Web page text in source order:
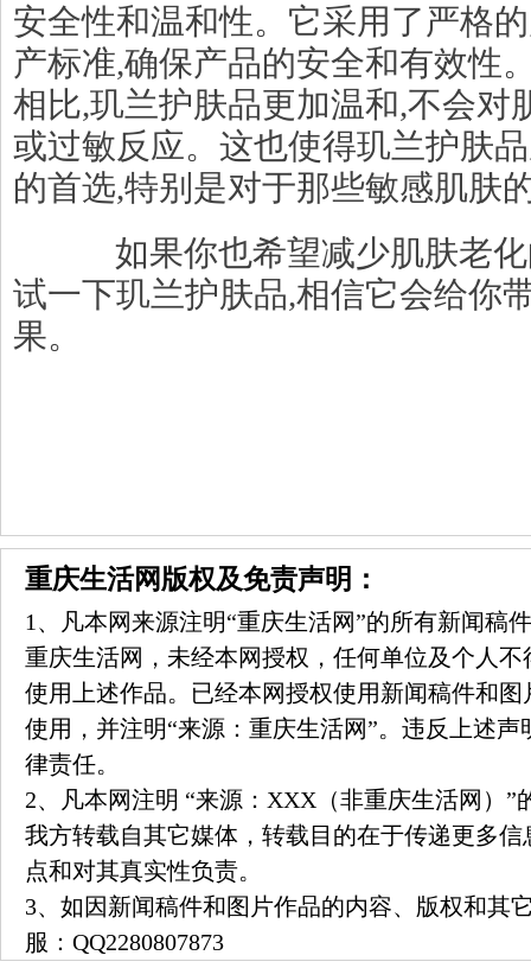
安全性和温和性。它采用了严格
产标准,确保产品的安全和有效性
相比,玑兰护肤品更加温和,不会对
或过敏反应。这也使得玑兰护肤
的首选,特别是对于那些敏感肌肤
如果你也希望减少肌肤老化
试一下玑兰护肤品,相信它会给你
果。
重庆生活网版权及免责声明：
1、凡本网来源注明“重庆生活网”的所有新闻稿
重庆生活网，未经本网授权，任何单位及个人
使用上述作品。已经本网授权使用新闻稿件和
使用，并注明“来源：重庆生活网”。违反上述
律责任。
2、凡本网注明 “来源：XXX（非重庆生活网）”
我方转载自其它媒体，转载目的在于传递更多
点和对其真实性负责。
3、如因新闻稿件和图片作品的内容、版权和其
服： QQ2280807873